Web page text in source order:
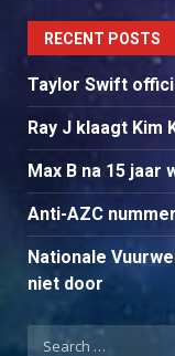
RECENT POSTS
Taylor Swift
Ray J klaagt Kim
Max B na 15
Anti-AZC
Nationale
niet door
Search